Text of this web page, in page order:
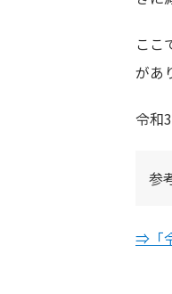
ここ
があ
令和
参
⇒「